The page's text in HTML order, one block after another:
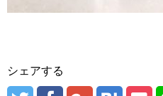
シェアする